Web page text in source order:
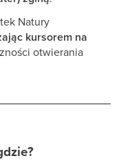
Natury
kursorem na
otwierania